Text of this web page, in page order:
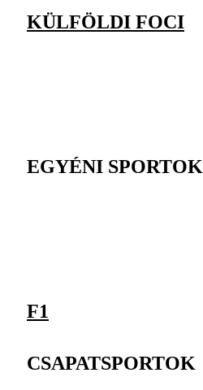
KÜLFÖLDI FOCI
EGYÉNI SPORTOK
F1
CSAPATSPORTOK